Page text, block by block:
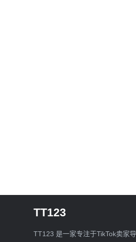
TT123
TT123 是一家专注于TikTok卖家